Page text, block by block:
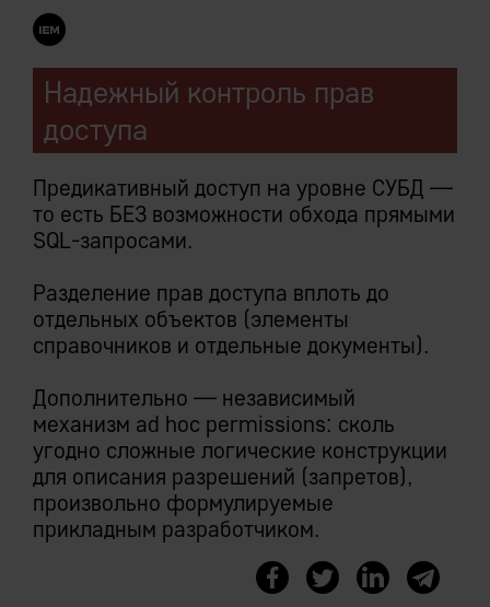
завершены, либо все изменения
отменены.
Централизованное хранение данных IEM
Системы
Мультифункциональность закрытой
платформы
Отложенное исполнение
транзакций при межмодульной
синхронизации
Надежный контроль прав
доступа
Предикативный доступ на уровне СУБД —
то есть БЕЗ возможности обхода прямыми
SQL-запросами.
Разделение прав доступа вплоть до
отдельных объектов (элементы
справочников и отдельные документы).
Дополнительно — независимый
механизм ad hoc permissions: сколь
угодно сложные логические конструкции
для описания разрешений (запретов),
произвольно формулируемые
прикладным разработчиком.